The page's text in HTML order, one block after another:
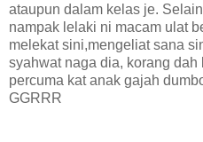
ataupun dalam kelas je.
nampak lelaki ni macam ulat
melekat sini,mengeliat sana
syahwat naga dia, korang dah
percuma kat anak gajah
GGRRR